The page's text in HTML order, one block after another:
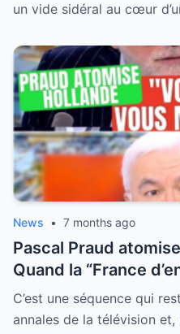
un vide sidéral au cœur
News • 7 months ago
Pascal Praud
Quand la “France
comptes avec
C’est une séquence qui
annales de la télévision